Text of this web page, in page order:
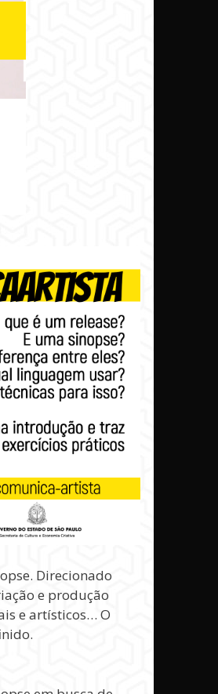
Direcionado
e produção
e artísticos… O